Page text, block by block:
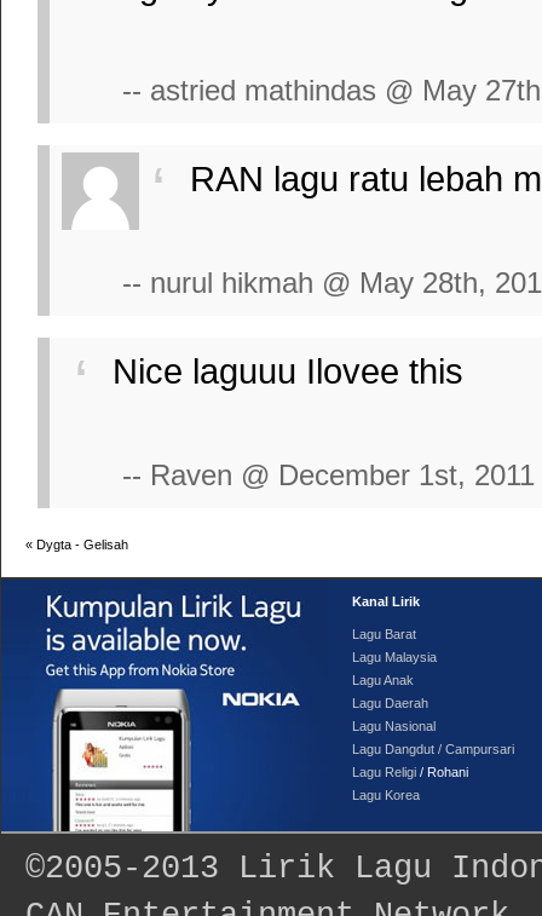
-- astried mathindas @ May
RAN lagu ratu lebah
-- nurul hikmah @ May 28th,
Nice laguuu Ilovee this
-- Raven @ December 1st, 2011
« Dygta - Gelisah
Kanal Lirik
Lagu Barat
Lagu Malaysia
Lagu Anak
Lagu Daerah
Lagu Nasional
Lagu Dangdut / Campursari
Lagu Religi / Rohani
Lagu Korea
©2005-2013 Lirik Lagu